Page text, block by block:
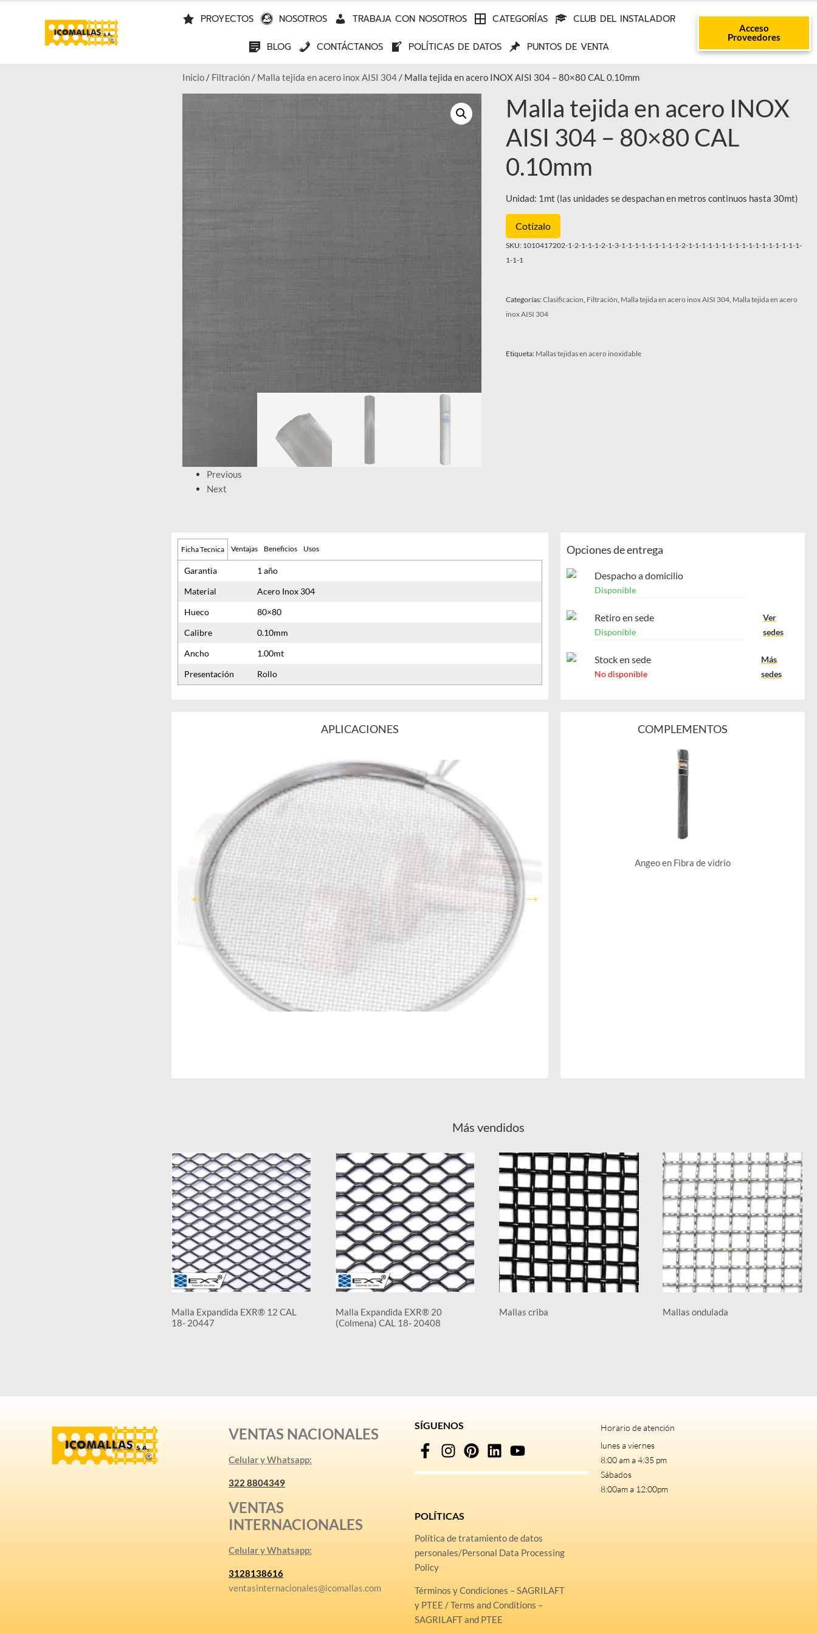
PROYECTOS NOSOTROS TRABAJA CON NOSOTROS CATEGORÍAS CLUB DEL INSTALADOR
BLOG CONTÁCTANOS POLÍTICAS DE DATOS PUNTOS DE VENTA
Acceso
Proveedores
Inicio / Filtración / Malla tejida en acero inox AISI 304 / Malla tejida en acero INOX AISI 304 – 80×80 CAL 0.10mm
Previous
Next
Malla tejida en acero INOX
AISI 304 – 80×80 CAL
0.10mm
Unidad: 1mt (las unidades se despachan en metros continuos hasta 30mt)
Cotízalo
SKU: 1010417202-1-2-1-1-1-2-1-3-1-1-1-1-1-1-1-1-1-2-1-1-1-1-1-1-1-1-1-1-1-1-1-1-1-1-1-
1-1-1
Categorías:Clasificacion, Filtración, Malla tejida en acero inox AISI 304, Malla tejida en acero
inox AISI 304
Etiqueta: Mallas tejidas en acero inoxidable
Ficha Tecnica Ventajas Beneficios Usos
Garantia
1 año
Material
Acero Inox 304
Hueco
80×80
Calibre
0.10mm
Ancho
1.00mt
Presentación
Rollo
Opciones de entrega
Despacho a domicilio
Disponible
Retiro en sede
Disponible
Ver
sedes
Stock en sede
No disponible
Más
sedes
APLICACIONES COMPLEMENTOS
Angeo en Fibra de vidrio
Más vendidos
Malla Expandida EXR® 12 CAL
18- 20447
Malla Expandida EXR® 20
(Colmena) CAL 18- 20408
Mallas criba Mallas ondulada
VENTAS NACIONALES
Celular y Whatsapp:
322 8804349
VENTAS
INTERNACIONALES
Celular y Whatsapp:
3128138616
ventasinternacionales@icomallas.com
SÍGUENOS
POLÍTICAS
Política de tratamiento de datos
personales/Personal Data Processing
Policy
Términos y Condiciones – SAGRILAFT
y PTEE / Terms and Conditions –
SAGRILAFT and PTEE
Horario de atención
lunes a viernes
8:00 am a 4:35 pm
Sábados
8:00am a 12:00pm